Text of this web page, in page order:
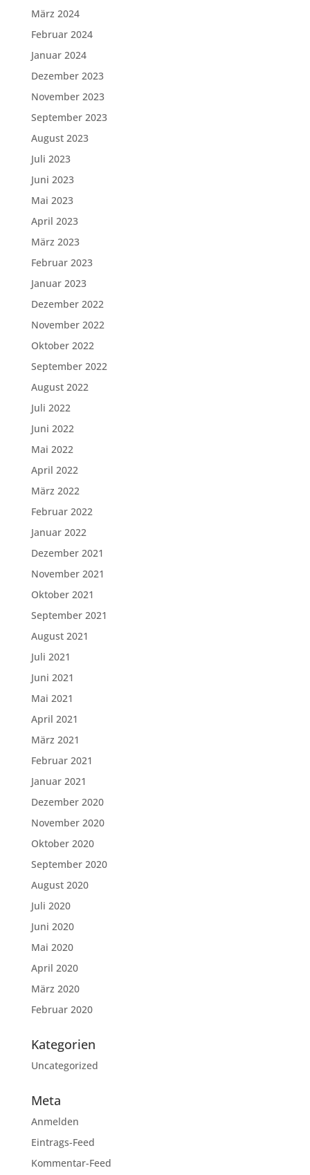
März 2024
Februar 2024
Januar 2024
Dezember 2023
November 2023
September 2023
August 2023
Juli 2023
Juni 2023
Mai 2023
April 2023
März 2023
Februar 2023
Januar 2023
Dezember 2022
November 2022
Oktober 2022
September 2022
August 2022
Juli 2022
Juni 2022
Mai 2022
April 2022
März 2022
Februar 2022
Januar 2022
Dezember 2021
November 2021
Oktober 2021
September 2021
August 2021
Juli 2021
Juni 2021
Mai 2021
April 2021
März 2021
Februar 2021
Januar 2021
Dezember 2020
November 2020
Oktober 2020
September 2020
August 2020
Juli 2020
Juni 2020
Mai 2020
April 2020
März 2020
Februar 2020
Kategorien
Uncategorized
Meta
Anmelden
Eintrags-Feed
Kommentar-Feed